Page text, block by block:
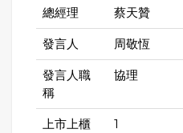
總經理 蔡天贊
發言人 周敬恆
發言人職
稱
協理
上市上櫃 1